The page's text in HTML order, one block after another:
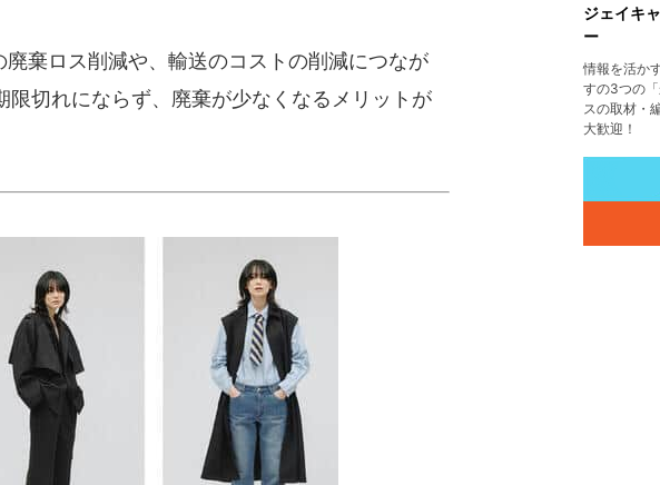
棄ロス削減や、輸送のコストの削減につなが
切れにならず、廃棄が少なくなるメリットが
ジェイキ
ー
情報を活か
すの3つの
スの取材・
大歓迎！